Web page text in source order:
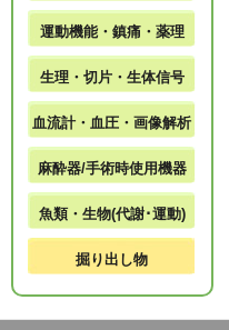
運動機能・鎮痛・薬理
生理・切片・生体信号
血流計・血圧・画像解析
麻酔器/手術時使用機器
魚類・生物(代謝･運動)
掘り出し物